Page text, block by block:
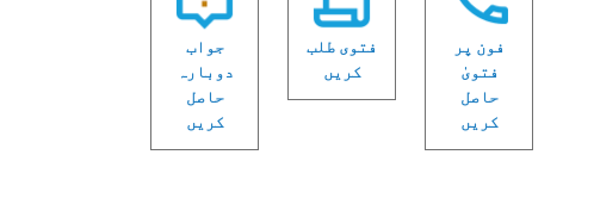
فون پر
فتویٰ
حاصل
کریں
فتوی طلب
کریں
جواب
دوبارہ
حاصل
کریں